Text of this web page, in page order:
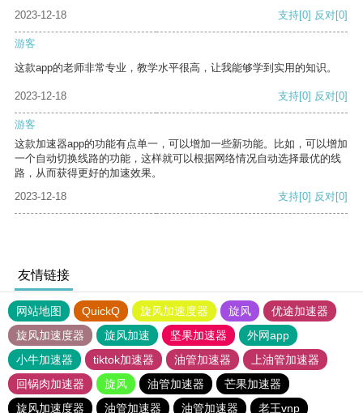
2023-12-18 支持[0] 反对[0]
游客
这款app的老师非常专业，教学水平很高，让我能够学到实用的知识。
2023-12-18 支持[0] 反对[0]
游客
这款加速器app的功能有点单一，可以增加一些新功能。比如，可以增加
一个自动切换线路的功能，这样就可以根据网络情况自动选择最优的线
路，从而获得更好的加速效果。
2023-12-18
支持[0] 反对[0]
友情链接
网站地图 QuickQ 旋风加速度器 旋风
优途加速器
旋风加速度器
旋风加速 坚果加速器
外网app
小牛加速器
tiktok加速器 油管加速器
上油管加速器
回锅肉加速器
旋风 油管加速器
芒果加速器
旋风加速度器
油管加速器 油管加速器 老王vnp